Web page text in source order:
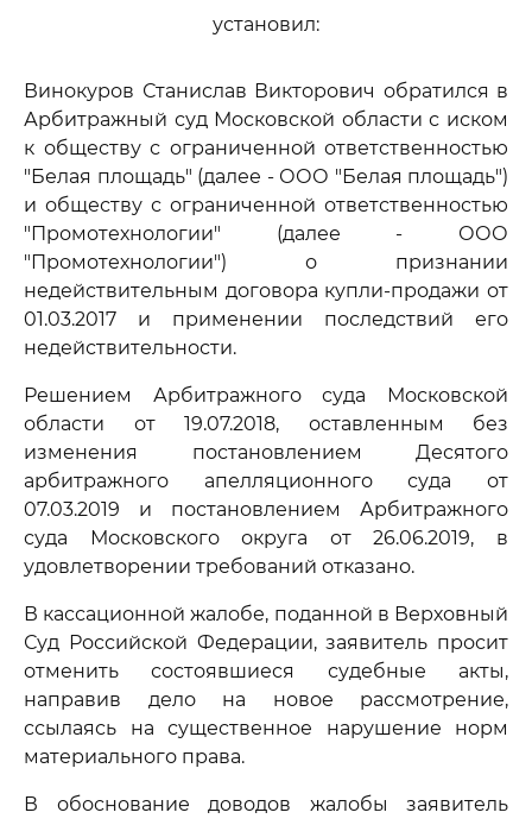
установил:
Винокуров Станислав Викторович обратился в
Арбитражный суд Московской области с иском
к обществу с ограниченной ответственностью
"Белая площадь" (далее - ООО "Белая площадь")
и обществу с ограниченной ответственностью
"Промотехнологии" (далее - ООО
"Промотехнологии") о признании
недействительным договора купли-продажи от
01.03.2017 и применении последствий его
недействительности.
Решением Арбитражного суда Московской
области от 19.07.2018, оставленным без
изменения постановлением Десятого
арбитражного апелляционного суда от
07.03.2019 и постановлением Арбитражного
суда Московского округа от 26.06.2019, в
удовлетворении требований отказано.
В кассационной жалобе, поданной в Верховный
Суд Российской Федерации, заявитель просит
отменить состоявшиеся судебные акты,
направив дело на новое рассмотрение,
ссылаясь на существенное нарушение норм
материального права.
В обоснование доводов жалобы заявитель